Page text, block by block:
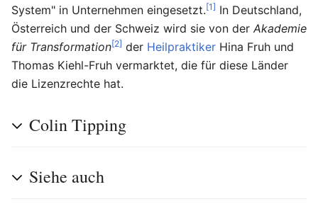
System" in Unternehmen eingesetzt.[1] In Deutschland,
Österreich und der Schweiz wird sie von der Akademie
für Transformation[2] der Heilpraktiker Hina Fruh und
Thomas Kiehl-Fruh vermarktet, die für diese Länder
die Lizenzrechte hat.
Colin Tipping
Siehe auch